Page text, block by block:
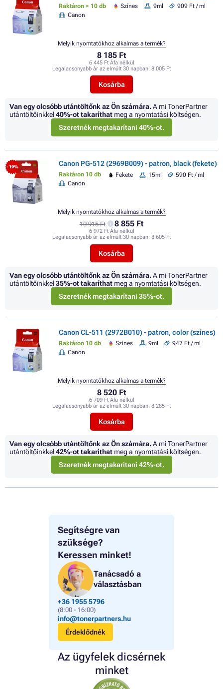
Segítségre van
szüksége?
Keressen minket!
Tanácsadó a
választásban
+36 1955 5796
(8:00 - 16:00)
info@tonerpartners.hu
Érdeklődnék
Az ügyfelek dicsérnek
minket
Raktáron > 10 db Színes 9ml
909 Ft / ml
Canon
8 185 Ft
6 445 Ft Áfa nélkül
Legalacsonyabb ár az elmúlt 30 napban: 8 005 Ft
Kosárba
Melyik nyomtatókhoz alkalmas a termék?
Van egy olcsóbb utántöltőnk az Ön számára.A mi TonerPartner
utántöltőinkkel40%-ot takaríthat meg a nyomtatási költségen.
Szeretnék megtakarítani 40%-ot.
- 19% Canon PG-512 (2969B009) - patron, black (fekete)
Raktáron 10 db Fekete 15ml
590 Ft / ml
Canon
10 915 Ft 8 855 Ft
6 972 Ft Áfa nélkül
Legalacsonyabb ár az elmúlt 30 napban: 8 605 Ft
Kosárba
Melyik nyomtatókhoz alkalmas a termék?
Van egy olcsóbb utántöltőnk az Ön számára.A mi TonerPartner
utántöltőinkkel35%-ot takaríthat meg a nyomtatási költségen.
Szeretnék megtakarítani 35%-ot.
Canon CL-511 (2972B010) - patron, color (színes)
Raktáron 10 db Színes 9ml
947 Ft / ml
Canon
8 520 Ft
6 709 Ft Áfa nélkül
Legalacsonyabb ár az elmúlt 30 napban: 8 285 Ft
Kosárba
Melyik nyomtatókhoz alkalmas a termék?
Van egy olcsóbb utántöltőnk az Ön számára.A mi TonerPartner
utántöltőinkkel42%-ot takaríthat meg a nyomtatási költségen.
Szeretnék megtakarítani 42%-ot.